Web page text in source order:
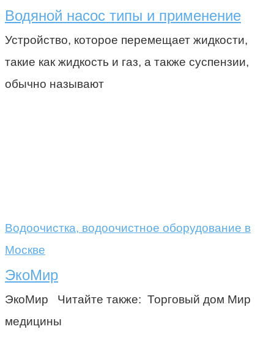
Водяной насос типы и применение
Устройство, которое перемещает жидкости,
такие как жидкость и газ, а также суспензии,
обычно называют
Водоочистка, водоочистное оборудование в
Москве
ЭкоМир
ЭкоМир Читайте также: Торговый дом Мир
медицины